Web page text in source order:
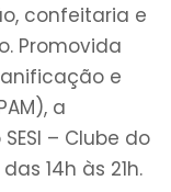
confeitaria e
Promovida
e
a
– Clube do
14h às 21h.